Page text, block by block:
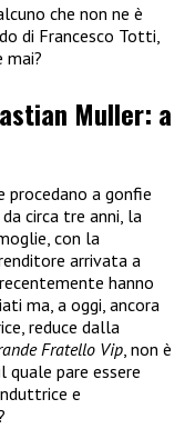
che non ne è
di Francesco Totti,
mai?
Muller: a
procedano a gonfie
circa tre anni, la
con la
arrivata a
hanno
ma, a oggi, ancora
reduce dalla
Fratello Vip, non è
pare essere
e